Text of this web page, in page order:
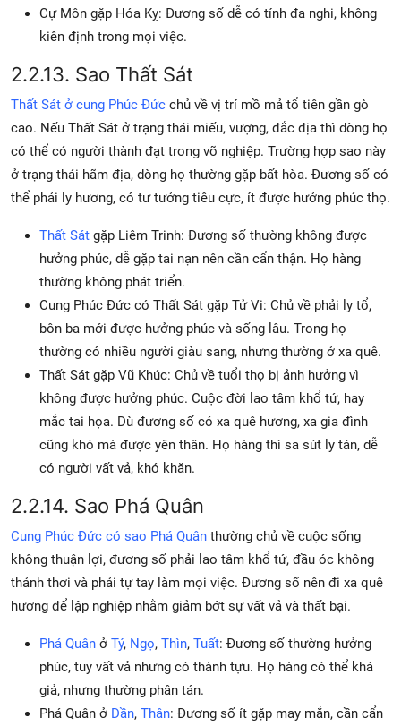
Cự Môn gặp Hóa Kỵ: Đương số dễ có tính đa nghi, không
kiên định trong mọi việc.
2.2.13. Sao Thất Sát
Thất Sát ở cung Phúc Đức chủ về vị trí mồ mả tổ tiên gần gò
cao. Nếu Thất Sát ở trạng thái miếu, vượng, đắc địa thì dòng họ
có thể có người thành đạt trong võ nghiệp. Trường hợp sao này
ở trạng thái hãm địa, dòng họ thường gặp bất hòa. Đương số có
thể phải ly hương, có tư tưởng tiêu cực, ít được hưởng phúc thọ.
Thất Sát gặp Liêm Trinh: Đương số thường không được
hưởng phúc, dễ gặp tai nạn nên cần cẩn thận. Họ hàng
thường không phát triển.
Cung Phúc Đức có Thất Sát gặp Tử Vi: Chủ về phải ly tổ,
bôn ba mới được hưởng phúc và sống lâu. Trong họ
thường có nhiều người giàu sang, nhưng thường ở xa quê.
Thất Sát gặp Vũ Khúc: Chủ về tuổi thọ bị ảnh hưởng vì
không được hưởng phúc. Cuộc đời lao tâm khổ tứ, hay
mắc tai họa. Dù đương số có xa quê hương, xa gia đình
cũng khó mà được yên thân. Họ hàng thì sa sút ly tán, dễ
có người vất vả, khó khăn.
2.2.14. Sao Phá Quân
Cung Phúc Đức có sao Phá Quân thường chủ về cuộc sống
không thuận lợi, đương số phải lao tâm khổ tứ, đầu óc không
thảnh thơi và phải tự tay làm mọi việc. Đương số nên đi xa quê
hương để lập nghiệp nhằm giảm bớt sự vất vả và thất bại.
Phá Quân ở Tý, Ngọ, Thìn, Tuất: Đương số thường hưởng
phúc, tuy vất vả nhưng có thành tựu. Họ hàng có thể khá
giả, nhưng thường phân tán.
Phá Quân ở Dần, Thân: Đương số ít gặp may mắn, cần cẩn